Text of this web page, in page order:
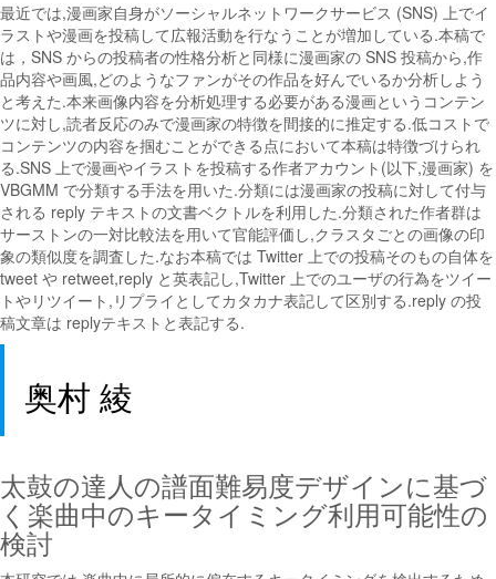
最近では,漫画家自身がソーシャルネットワークサービス (SNS) 上でイ
ラストや漫画を投稿して広報活動を行なうことが増加している.本稿で
は，SNS からの投稿者の性格分析と同様に漫画家の SNS 投稿から,作
品内容や画風,どのようなファンがその作品を好んでいるか分析しよう
と考えた.本来画像内容を分析処理する必要がある漫画というコンテン
ツに対し,読者反応のみで漫画家の特徴を間接的に推定する.低コストで
コンテンツの内容を掴むことができる点において本稿は特徴づけられ
る.SNS 上で漫画やイラストを投稿する作者アカウント(以下,漫画家) を
VBGMM で分類する手法を用いた.分類には漫画家の投稿に対して付与
される reply テキストの文書ベクトルを利用した.分類された作者群は
サーストンの一対比較法を用いて官能評価し,クラスタごとの画像の印
象の類似度を調査した.なお本稿では Twitter 上での投稿そのもの自体を
tweet や retweet,reply と英表記し,Twitter 上でのユーザの行為をツイー
トやリツイート,リプライとしてカタカナ表記して区別する.reply の投
稿文章は replyテキストと表記する.
奥村 綾
太鼓の達人の譜面難易度デザインに基づ
く楽曲中のキータイミング利用可能性の
検討